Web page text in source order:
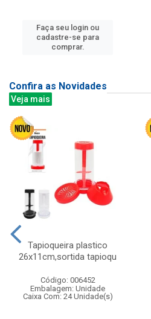
Faça seu login ou
cadastre-se para
comprar.
Confira as Novidades
Veja mais
Tapioqueira plastico
26x11cm,sortida tapioqu
Código: 006452
Embalagem: Unidade
Caixa Com: 24 Unidade(s)